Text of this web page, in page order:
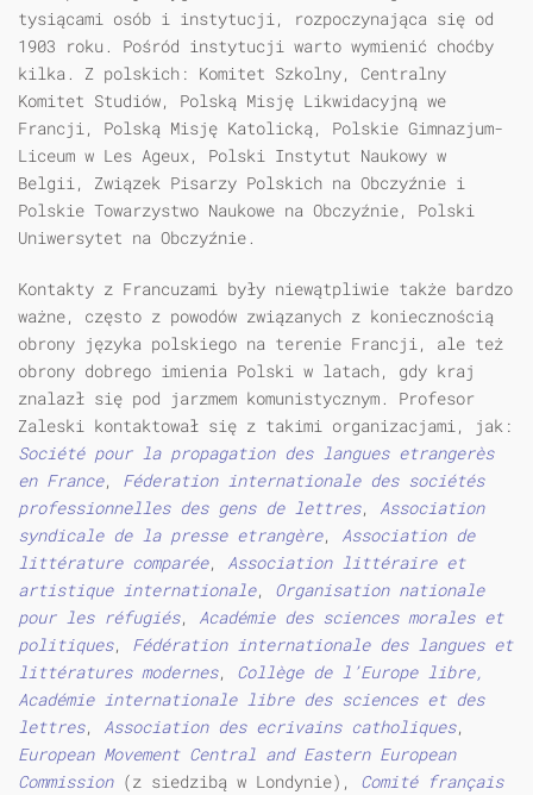
tysiącami osób i instytucji, rozpoczynająca się od
1903 roku. Pośród instytucji warto wymienić choćby
kilka. Z polskich: Komitet Szkolny, Centralny
Komitet Studiów, Polską Misję Likwidacyjną we
Francji, Polską Misję Katolicką, Polskie Gimnazjum-
Liceum w Les Ageux, Polski Instytut Naukowy w
Belgii, Związek Pisarzy Polskich na Obczyźnie i
Polskie Towarzystwo Naukowe na Obczyźnie, Polski
Uniwersytet na Obczyźnie.
Kontakty z Francuzami były niewątpliwie także bardzo
ważne, często z powodów związanych z koniecznością
obrony języka polskiego na terenie Francji, ale też
obrony dobrego imienia Polski w latach, gdy kraj
znalazł się pod jarzmem komunistycznym. Profesor
Zaleski kontaktował się z takimi organizacjami, jak:
Sociétépour la propagation des langues etrangerès
en France, Féderation internationale des sociétés
professionnelles des gens de lettres, Association
syndicale de la presse etrangère, Association de
littérature comparée, Association littéraire et
artistique internationale, Organisation nationale
pour les réfugiés, Académie des sciences morales et
politiques, Fédération internationale des langues et
littératures modernes, Collège de l’Europe libre,
Académie internationale libre des sciences et des
lettres, Association des ecrivains catholiques,
European Movement Central and Eastern European
Commission(z siedzibą w Londynie), Comitéfrançais